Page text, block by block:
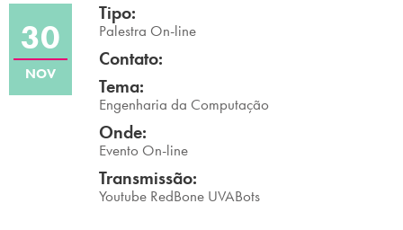
INSCREVA-SE
ÁREA DO ALUNO
30
NOV
Tipo:
Palestra On-line
Contato:
Tema:
Engenharia da Computação
Onde:
Evento On-line
Transmissão:
Youtube RedBone UVABots